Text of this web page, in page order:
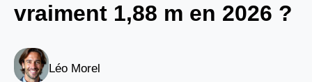
vraiment 1,88 m en 2026 ?
Léo Morel